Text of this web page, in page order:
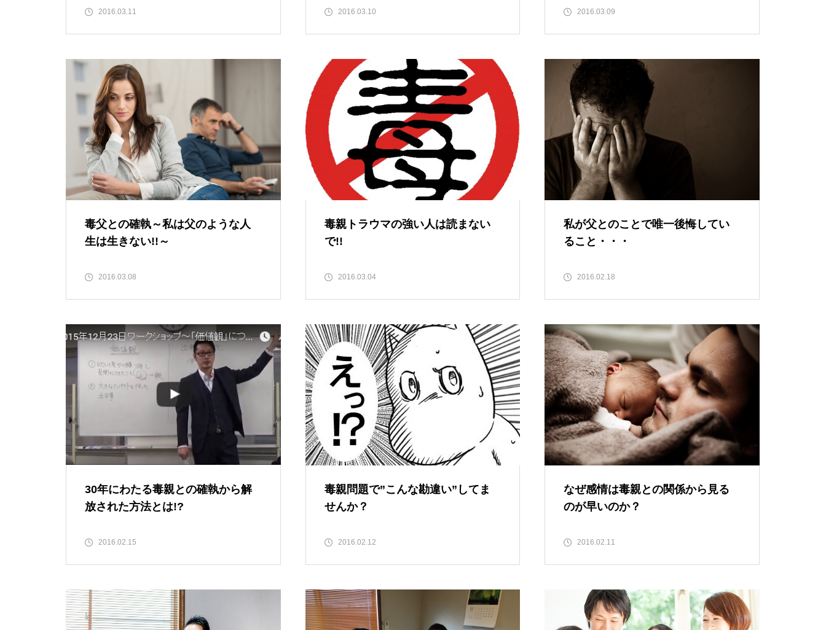
2016.03.11 2016.03.10 2016.03.09
毒父との確執～私は父のような人
生は生きない!!～
2016.03.08
毒親トラウマの強い人は読まない
で!!
2016.03.04
私が父とのことで唯一後悔してい
ること・・・
2016.02.18
30年にわたる毒親との確執から解
放された方法とは!?
2016.02.15
毒親問題で”こんな勘違い”してま
せんか？
2016.02.12
なぜ感情は毒親との関係から見る
のが早いのか？
2016.02.11